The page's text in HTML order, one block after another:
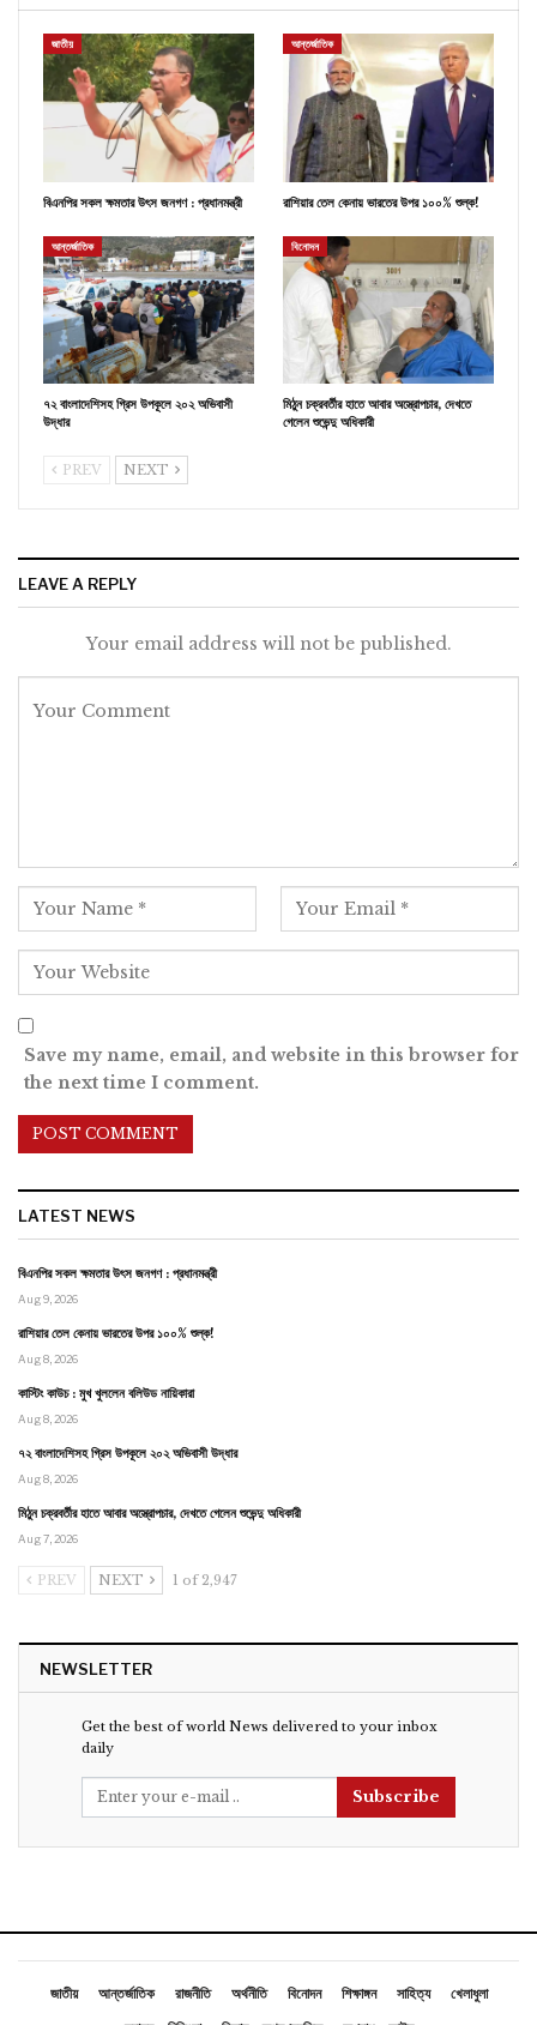
জাতীয়
বিএনপির সকল ক্ষমতার উৎস জনগণ : প্রধানমন্ত্রী
আন্তর্জাতিক
রাশিয়ার তেল কেনায় ভারতের উপর ১০০% শুল্ক!
আন্তর্জাতিক
৭২ বাংলাদেশিসহ গ্রিস উপকূলে ২০২ অভিবাসী
উদ্ধার
বিনোদন
মিঠুন চক্রবর্তীর হাতে আবার অস্ত্রোপচার, দেখতে
গেলেন শুভেন্দু অধিকারী
PREV NEXT
LEAVE A REPLY
Your email address will not be published.
Save my name, email, and website in this browser for
the next time I comment.
LATEST NEWS
বিএনপির সকল ক্ষমতার উৎস জনগণ : প্রধানমন্ত্রী
Aug 9, 2026
রাশিয়ার তেল কেনায় ভারতের উপর ১০০% শুল্ক!
Aug 8, 2026
কাস্টিং কাউচ : মুখ খুললেন বলিউড নায়িকারা
Aug 8, 2026
৭২ বাংলাদেশিসহ গ্রিস উপকূলে ২০২ অভিবাসী উদ্ধার
Aug 8, 2026
মিঠুন চক্রবর্তীর হাতে আবার অস্ত্রোপচার, দেখতে গেলেন শুভেন্দু অধিকারী
Aug 7, 2026
PREV NEXT 1 of 2,947
NEWSLETTER
Get the best of world News delivered to your inbox
daily
Subscribe
জাতীয় আন্তর্জাতিক রাজনীতি অর্থনীতি বিনোদন শিক্ষাঙ্গন সাহিত্য
খেলাধুলা